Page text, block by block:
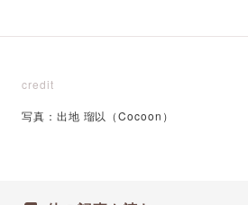
credit
写真：出地 瑠以（Cocoon）